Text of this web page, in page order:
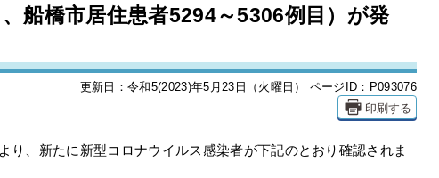
船橋市居住患者5294～5306例目）が発
更新日：令和5(2023)年5月23日（火曜日） ページID：P093076
印刷する
、新たに新型コロナウイルス感染者が下記のとおり確認されま